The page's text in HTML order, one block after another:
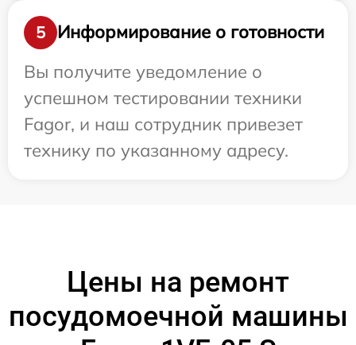
5
Информирование о готовности
Вы получите уведомление о
успешном тестировании техники
Fagor, и наш сотрудник привезет
технику по указанному адресу.
Цены на ремонт
посудомоечной машины